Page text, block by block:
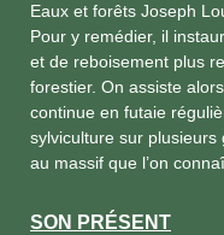
Eaux et forêts Joseph
Pour y remédier, il
et de reboisement plus
forestier. On assiste
continue en futaie
sylviculture sur
au massif que l’on
SON PRÉSENT